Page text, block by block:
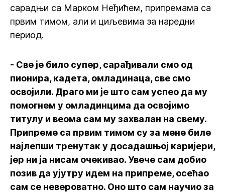
сарадњи са Марком Неђићем, припремама са
првим тимом, али и циљевима за наредни
период.
- Све је било супер, сарађивали смо од
пионира, кадета, омладинаца, све смо
освојили. Драго ми је што сам успео да му
помогнем у омладинцима да освојимо
титулу и веома сам му захвалан на свему.
Припреме са првим тимом су за мене биле
најлепши тренутак у досадашњој каријери,
јер ни ја нисам очекивао. Увече сам добио
позив да ујутру идем на припреме, осећао
сам се невероватно. Оно што сам научио за